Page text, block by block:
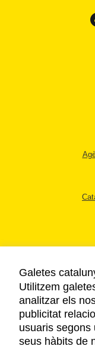
Galetes
Utilitzem
analitzar els
publicitat
usuaris segons
seus hàbits de